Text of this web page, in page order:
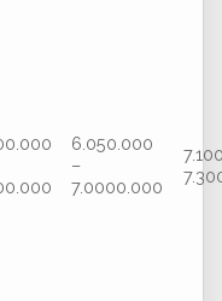
6.050.000
–
7.0000.000